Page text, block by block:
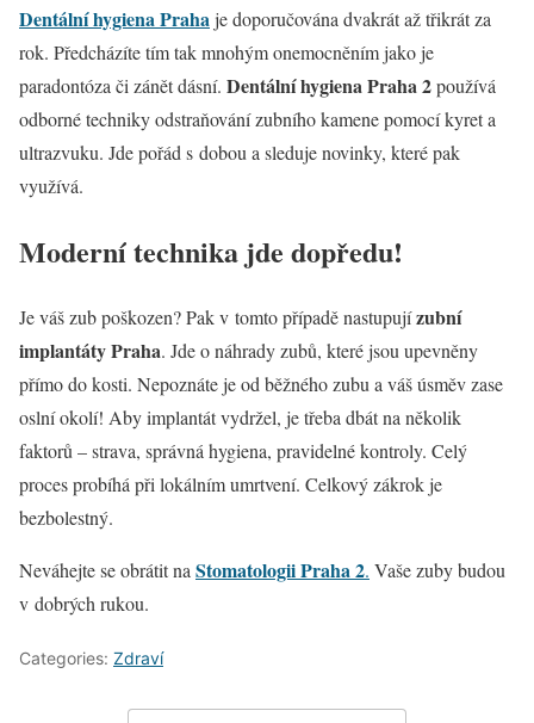
Dentální hygiena Prahaje doporučována dvakrát až třikrát za
rok. Předcházíte tím tak mnohým onemocněním jako je
paradontóza či zánět dásní. Dentální hygiena Praha 2používá
odborné techniky odstraňování zubního kamene pomocí kyret a
ultrazvuku. Jde pořád s dobou a sleduje novinky, které pak
využívá.
Moderní technika jde dopředu!
Je váš zub poškozen? Pak v tomto případě nastupujízubní
implantáty Praha. Jde o náhrady zubů, které jsou upevněny
přímo do kosti. Nepoznáte je od běžného zubu a váš úsměv zase
oslní okolí! Aby implantát vydržel, je třeba dbát na několik
faktorů – strava, správná hygiena, pravidelné kontroly. Celý
proces probíhá při lokálním umrtvení. Celkový zákrok je
bezbolestný.
Neváhejte se obrátit na Stomatologii Praha 2. Vaše zuby budou
v dobrých rukou.
Categories: Zdraví